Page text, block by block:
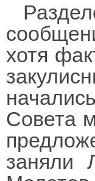
хотя
Совета
заняли